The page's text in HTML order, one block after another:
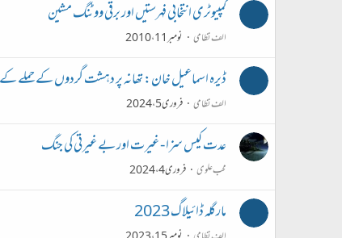
کمپیوٹری انتخابی فہرستیں اور برقی ووٹنگ مشین
الف نظامی نومبر 11، 2010
ڈیرہ اسماعیل خان: تھانہ پر دہشت گردوں کے حملے کے نتیجے میں 10 پولیس
الف نظامی فروری 5، 2024
عدت کیس سزا - غیرت اور بے غیرتی کی جنگ
محب علوی فروری 4، 2024
مارگلہ ڈائیلاگ 2023